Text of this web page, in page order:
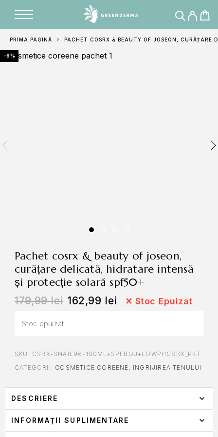
PRIMA PAGINĂ PACHET COSRX & BEAUTY OF JOSEON,
-9%
pachet cosrx & beauty of joseon,
curățare delicată, hidratare intensă
și protecție solară spf50+
179,99lei 162,99 lei ✕ Stoc Epuizat
Stoc epuizat
SKU: CSRX-SNAIL96-100ML+SPFBOJ+LOWPHCSRX_PKT
CATEGORII: COSMETICE COREENE , INGRIJIREA TENULUI
DESCRIERE
PACHET COSRX & BEAUTY OF JOSEON – RUTINĂ
INFORMAȚII SUPLIMENTARE
Adăugat în coș